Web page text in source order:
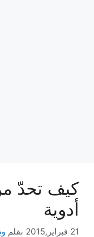
كيف تحدّ
أدوية
21 فبراير,2015 بقلم